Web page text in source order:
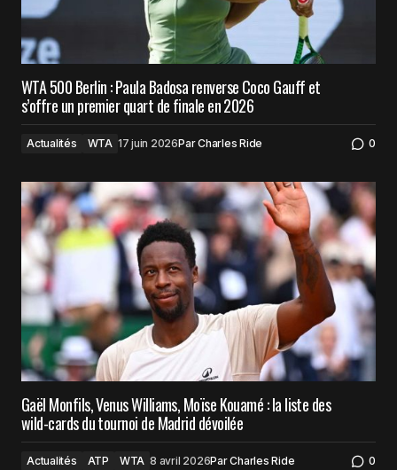
WTA 500 Berlin : Paula Badosa renverse Coco Gauff et
s’offre un premier quart de finale en 2026
Actualités WTA 17 juin 2026ParCharles Ride 0
Gaël Monfils, Venus Williams, Moïse Kouamé : la liste des
wild-cards du tournoi de Madrid dévoilée
Actualités ATP WTA 8 avril 2026ParCharles Ride 0